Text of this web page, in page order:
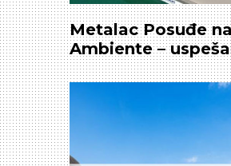
Metalac Posuđe
Ambiente –
nastup i veliki
kupaca